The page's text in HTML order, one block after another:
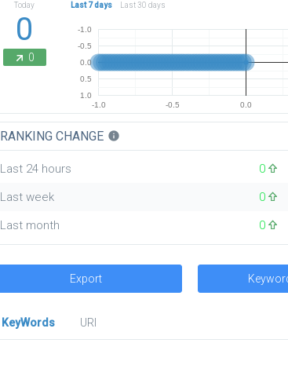
Today
0
0
Last 7 days Last 30 days
-1.0 -0.5 0.0
-1.0
-0.5
0.0
0.5
1.0
RANKING CHANGE info
Last 24 hours 0
Last week
0
Last month
0
Export
KeyWords
URl